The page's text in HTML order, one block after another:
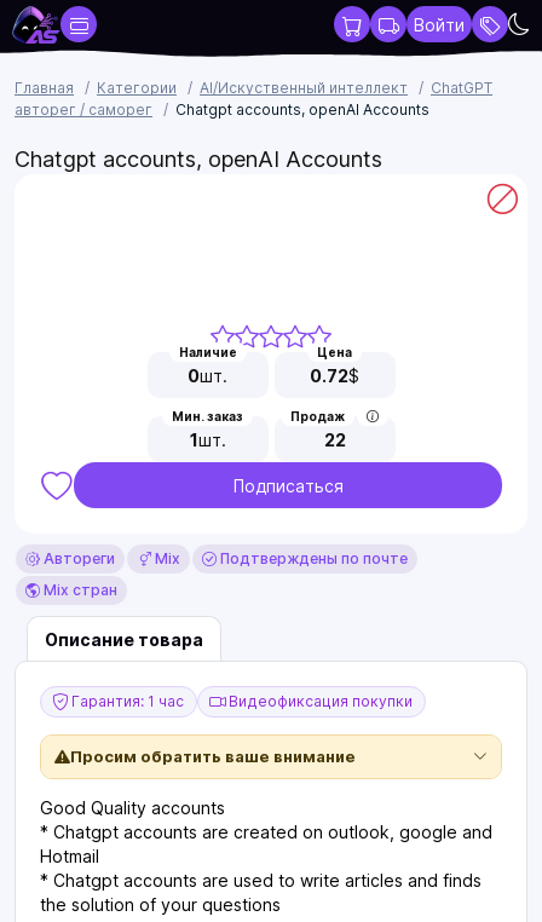
Войти
Главная Категории AI/Искуственный интеллект
ChatGPT
авторег / саморег
Chatgpt accounts, openAI Accounts
Chatgpt accounts, openAI Accounts
Наличие
0шт.
Цена
0.72$
Мин. заказ
1шт.
Продаж
22
Подписаться
Автореги Mix
Подтверждены по почте
Mix стран
Описание товара
Гарантия: 1 час Видеофиксация покупки
Просим обратить ваше внимание
Good Quality accounts
* Chatgpt accounts are created on outlook, google and
Hotmail
* Chatgpt accounts are used to write articles and finds
the solution of your questions